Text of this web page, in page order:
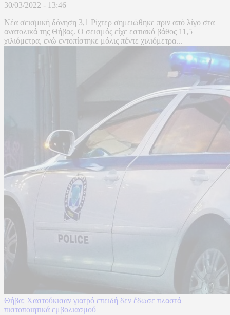
30/03/2022 - 13:46
Νέα σεισμική δόνηση 3,1 Ρίχτερ σημειώθηκε πριν από λίγο στα
ανατολικά της Θήβας. Ο σεισμός είχε εστιακό βάθος 11,5
χιλιόμετρα, ενώ εντοπίστηκε μόλις πέντε χιλιόμετρα...
Θήβα: Χαστούκισαν γιατρό επειδή δεν έδωσε πλαστά
πιστοποιητικά εμβολιασμού